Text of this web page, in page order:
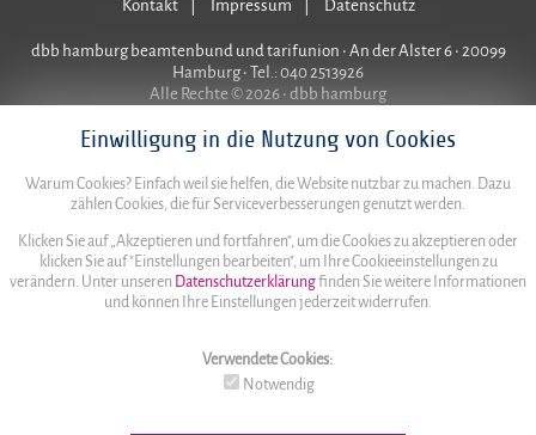
Einwilligung in die Nutzung von Cookies
Warum Cookies? Einfach weil sie helfen, die Website nutzbar zu machen. Dazu
zählen Cookies, die für Serviceverbesserungen genutzt werden.
Klicken Sie auf „Akzeptieren und fortfahren", um die Cookies zu akzeptieren oder
klicken Sie auf "Einstellungen bearbeiten", um Ihre Cookieeinstellungen zu
verändern. Unter unseren Datenschutzerklärungfinden Sie weitere Informationen
und können Ihre Einstellungen jederzeit widerrufen.
Verwendete Cookies:
Notwendig
Kontakt Impressum Datenschutz
dbb hamburg beamtenbund und tarifunion • An der Alster 6 • 20099
Hamburg • Tel.: 040 2513926
Alle Rechte © 2026 • dbb hamburg